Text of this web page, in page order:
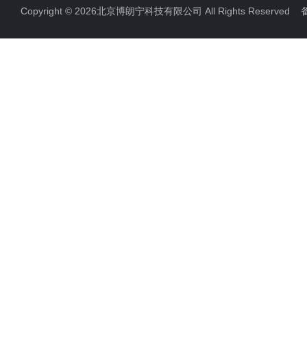
Copyright © 2026北京博朗宁科技有限公司 All Rights Reserved